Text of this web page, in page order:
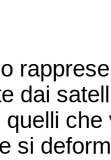
dai
si